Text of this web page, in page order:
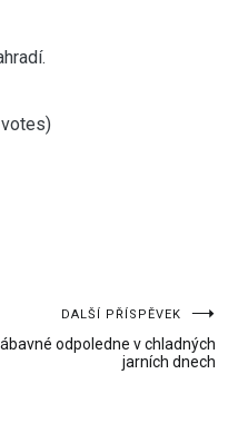
DALŠÍ PŘÍSPĚVEK
odpoledne v chladných
jarních dnech